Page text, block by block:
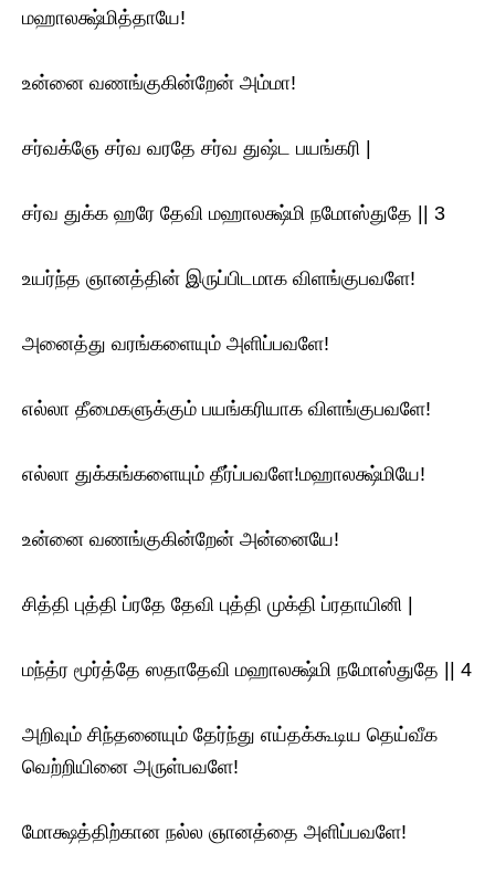
மஹாலக்ஷ்மித்தாயே!
உன்னை வணங்குகின்றேன் அம்மா!
சர்வக்ஞே சர்வ வரதே சர்வ துஷ்ட பயங்கரி |
சர்வ துக்க ஹரே தேவி மஹாலக்ஷ்மி நமோஸ்துதே || 3
உயர்ந்த ஞானத்தின் இருப்பிடமாக விளங்குபவளே!
அனைத்து வரங்களையும் அளிப்பவளே!
எல்லா தீமைகளுக்கும் பயங்கரியாக விளங்குபவளே!
எல்லா துக்கங்களையும் தீர்ப்பவளே!மஹாலக்ஷ்மியே!
உன்னை வணங்குகின்றேன் அன்னையே!
சித்தி புத்தி ப்ரதே தேவி புத்தி முக்தி ப்ரதாயினி |
மந்த்ர மூர்த்தே ஸதாதேவி மஹாலக்ஷ்மி நமோஸ்துதே || 4
அறிவும் சிந்தனையும் தேர்ந்து எய்தக்கூடிய தெய்வீக
வெற்றியினை அருள்பவளே!
மோக்ஷத்திற்கான நல்ல ஞானத்தை அளிப்பவளே!